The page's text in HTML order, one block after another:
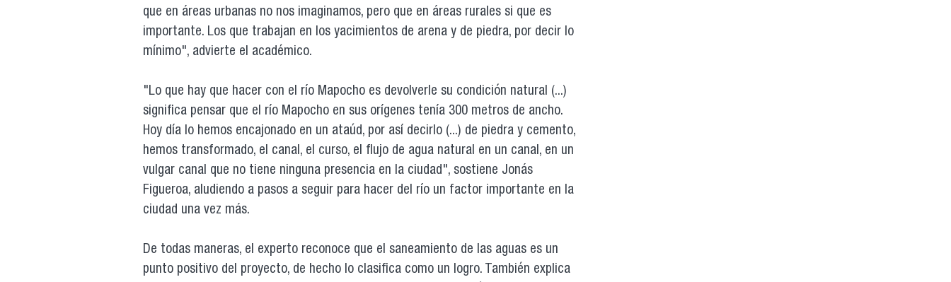
que en áreas urbanas no nos imaginamos, pero que en áreas rurales si que es
importante. Los que trabajan en los yacimientos de arena y de piedra, por decir lo
mínimo", advierte el académico.
"Lo que hay que hacer con el río Mapocho es devolverle su condición natural (...)
significa pensar que el río Mapocho en sus orígenes tenía 300 metros de ancho.
Hoy día lo hemos encajonado en un ataúd, por así decirlo (...) de piedra y cemento,
hemos transformado, el canal, el curso, el flujo de agua natural en un canal, en un
vulgar canal que no tiene ninguna presencia en la ciudad", sostiene Jonás
Figueroa, aludiendo a pasos a seguir para hacer del río un factor importante en la
ciudad una vez más.
De todas maneras, el experto reconoce que el saneamiento de las aguas es un
punto positivo del proyecto, de hecho lo clasifica como un logro. También explica